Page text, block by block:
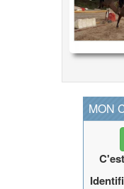
MON